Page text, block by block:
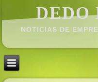
NOTICIAS DE